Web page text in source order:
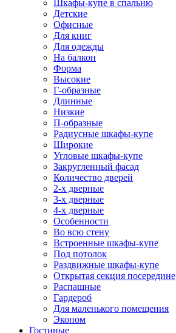
Шкафы-купе в спальню
Детские
Офисные
Для книг
Для одежды
На балкон
Форма
Высокие
Г-образные
Длинные
Низкие
П-образные
Радиусные шкафы-купе
Широкие
Угловые шкафы-купе
Закругленный фасад
Количество дверей
2-х дверные
3-х дверные
4-х дверные
Особенности
Во всю стену
Встроенные шкафы-купе
Под потолок
Раздвижные шкафы-купе
Открытая секция посередине
Распашные
Гардероб
Для маленького помещения
Эконом
Гостиные